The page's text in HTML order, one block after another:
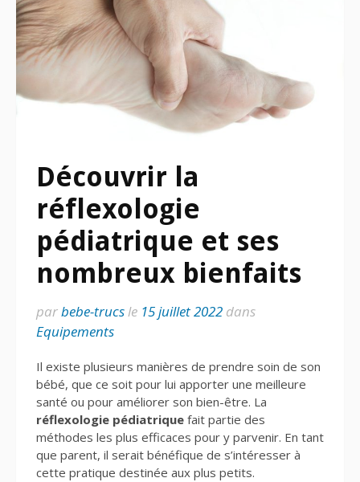
Découvrir la
réflexologie
pédiatrique et ses
nombreux bienfaits
parbebe-trucsle 15 juillet 2022 dans
Equipements
Il existe plusieurs manières de prendre soin de son
bébé, que ce soit pour lui apporter une meilleure
santé ou pour améliorer son bien-être. La
réflexologie pédiatrique fait partie des
méthodes les plus efficaces pour y parvenir. En tant
que parent, il serait bénéfique de s’intéresser à
cette pratique destinée aux plus petits.